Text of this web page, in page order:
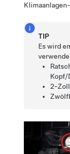
TIP
Es wird
Kopf/
2-